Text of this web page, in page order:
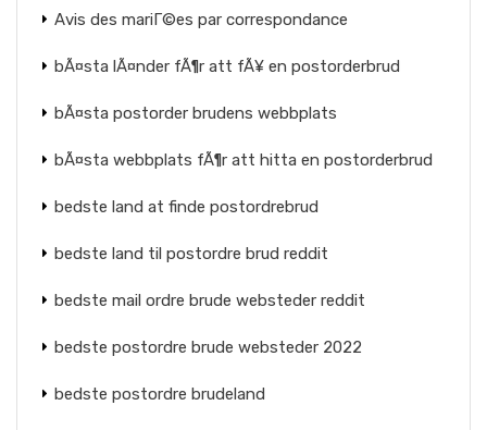
Avis des mariГ©es par correspondance
bÃ¤sta lÃ¤nder fÃ¶r att fÃ¥ en postorderbrud
bÃ¤sta postorder brudens webbplats
bÃ¤sta webbplats fÃ¶r att hitta en postorderbrud
bedste land at finde postordrebrud
bedste land til postordre brud reddit
bedste mail ordre brude websteder reddit
bedste postordre brude websteder 2022
bedste postordre brudeland